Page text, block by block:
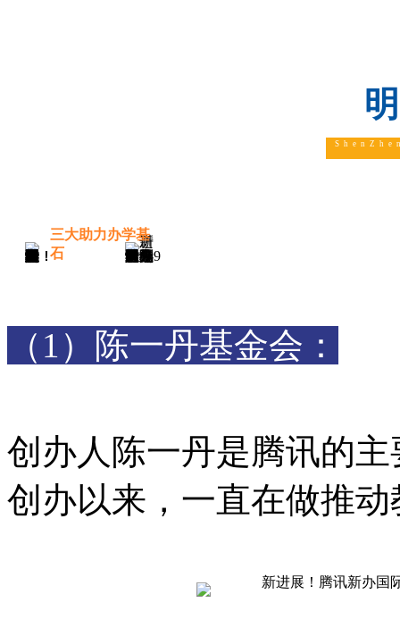
三大助力办学基
石
（1）陈一丹基金会：
创办人陈一丹是腾讯的
创办以来，一直在做推